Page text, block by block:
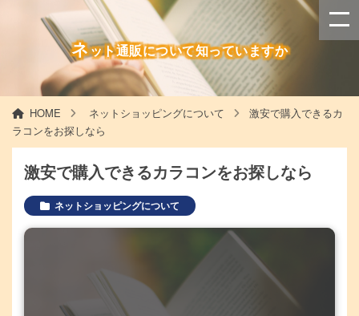
ネット通販について知っていますか
HOME ネットショッピングについて
激安で購入できるカ
ラコンをお探しなら
激安で購入できるカラコンをお探しなら
ネットショッピングについて